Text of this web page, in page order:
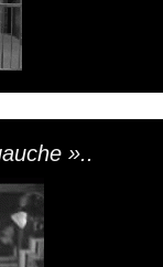
»..